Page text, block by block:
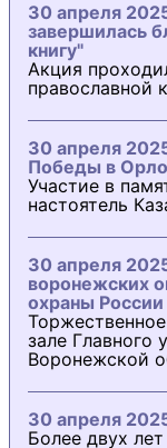
30 апреля
завершилась
книгу"
Акция
православной
30 апреля
Победы в
Участие в
настоятель
30 апреля
воронежских
охраны России
зале Главного
Воронежской
30 апреля
Более двух